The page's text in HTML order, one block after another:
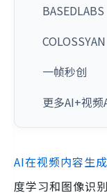
BASEDLABS
COLOSSYAN
一帧秒创
更多AI+视频
AI在视频内容生成
度学习和图像识